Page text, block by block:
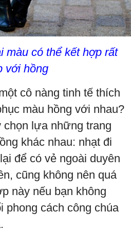
màu có thể kết hợp rất
với hồng
cô nàng tinh tế thích
màu hồng với nhau?
chọn lựa những trang
khác nhau: nhạt đi
để có vẻ ngoài duyên
cũng không nên quá
này nếu bạn không
phong cách công chúa